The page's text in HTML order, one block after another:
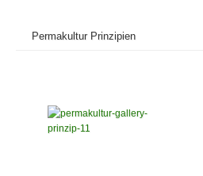
Permakultur Prinzipien